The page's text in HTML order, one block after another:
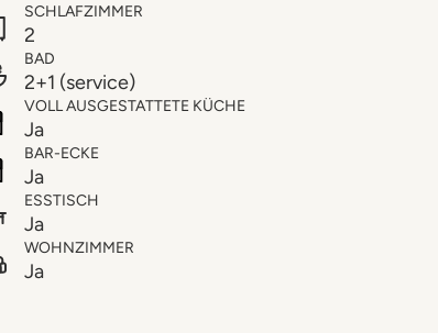
SCHLAFZIMMER
2
BAD
2+1 (service)
VOLL AUSGESTATTETE KÜCHE
Ja
BAR-ECKE
Ja
ESSTISCH
Ja
WOHNZIMMER
Ja